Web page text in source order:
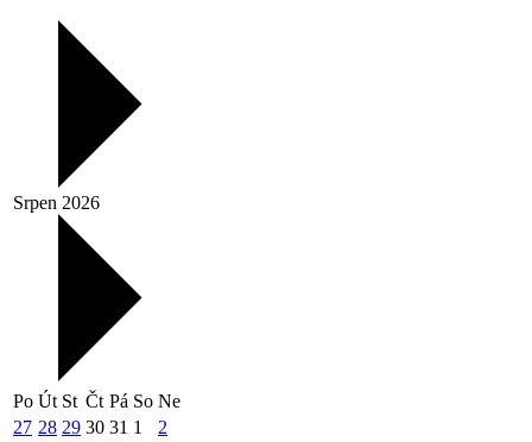
Srpen 2026
Po Út St Čt Pá So Ne
27 28 29 30 31 1
2